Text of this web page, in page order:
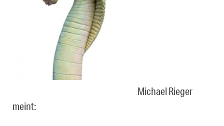
Michael Rieger
meint: